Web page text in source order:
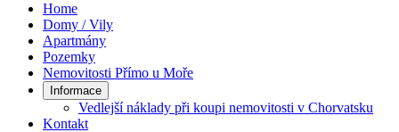
Home
Domy / Vily
Apartmány
Pozemky
Nemovitosti Přímo u Moře
Informace
Vedlejší náklady při koupi nemovitosti v Chorvatsku
Kontakt